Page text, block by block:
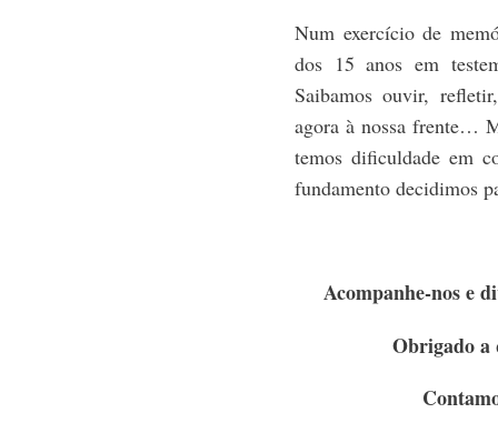
Num exercício de
dos 15 anos em
Saibamos ouvir,
agora à nossa frente…
temos dificuldade em
fundamento decidimos
Acompanhe-nos e
Obrigado